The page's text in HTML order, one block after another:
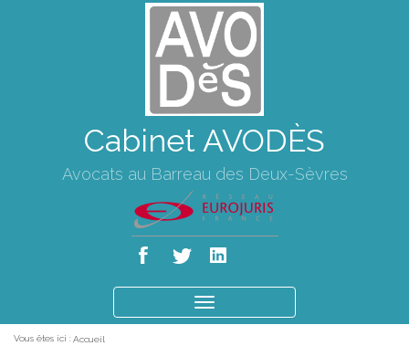
Cabinet AVODÈS
Avocats au Barreau des Deux-Sèvres
le
Vous êtes ici : Accueil